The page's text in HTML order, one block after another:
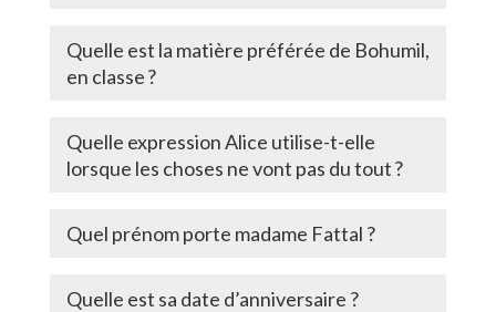
Quelle est la matière préférée de Bohumil,
en classe ?
Quelle expression Alice utilise-t-elle
lorsque les choses ne vont pas du tout ?
Quel prénom porte madame Fattal ?
Quelle est sa date d’anniversaire ?